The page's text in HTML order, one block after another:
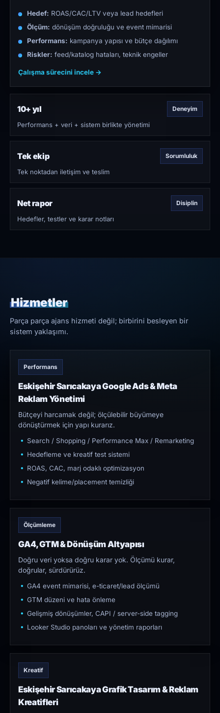
Hedef: ROAS/CAC/LTV veya lead hedefleri
Ölçüm: dönüşüm doğruluğu ve event mimarisi
Performans: kampanya yapısı ve bütçe dağılımı
Riskler: feed/katalog hataları, teknik engeller
Çalışma sürecini incele →
10+ yıl Deneyim
Performans + veri + sistem birlikte yönetimi
Tek ekip Sorumluluk
Tek noktadan iletişim ve teslim
Net rapor Disiplin
Hedefler, testler ve karar notları
Hizmetler
Parça parça ajans hizmeti değil; birbirini besleyen bir
sistem yaklaşımı.
Performans
Eskişehir Sarıcakaya Google Ads & Meta
Reklam Yönetimi
Bütçeyi harcamak değil; ölçülebilir büyümeye
dönüştürmek için yapı kurarız.
Search / Shopping / Performance Max / Remarketing
Hedefleme ve kreatif test sistemi
ROAS, CAC, marj odaklı optimizasyon
Negatif kelime/placement temizliği
Ölçümleme
GA4, GTM & Dönüşüm Altyapısı
Doğru veri yoksa doğru karar yok. Ölçümü kurar,
doğrular, sürdürürüz.
GA4 event mimarisi, e-ticaret/lead ölçümü
GTM düzeni ve hata önleme
Gelişmiş dönüşümler, CAPI / server-side tagging
Looker Studio panoları ve yönetim raporları
Kreatif
Eskişehir Sarıcakaya Grafik Tasarım & Reklam
Kreatifleri